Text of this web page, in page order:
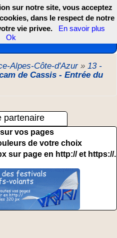
DOM TOM et COM
Alpes-Côte-d'Azur» 13 -
de Cassis - Entrée du
partenaire
vos pages
de votre choix
sur page en http:// et https://.
sur notre site, vous acceptez
dans le respect de notre
vie privee.
En savoir plus
Ok